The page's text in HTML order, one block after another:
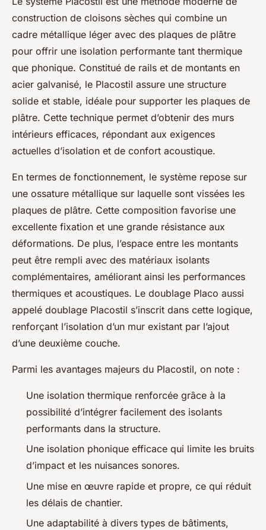
construction de cloisons sèches qui combine un
cadre métallique léger avec des plaques de plâtre
pour offrir une isolation performante tant thermique
que phonique. Constitué de rails et de montants en
acier galvanisé, le Placostil assure une structure
solide et stable, idéale pour supporter les plaques de
plâtre. Cette technique permet d’obtenir des murs
intérieurs efficaces, répondant aux exigences
actuelles d’isolation et de confort acoustique.
En termes de fonctionnement, le système repose sur
une ossature métallique sur laquelle sont vissées les
plaques de plâtre. Cette composition favorise une
excellente fixation et une grande résistance aux
déformations. De plus, l’espace entre les montants
peut être rempli avec des matériaux isolants
complémentaires, améliorant ainsi les performances
thermiques et acoustiques. Le doublage Placo aussi
appelé doublage Placostil s’inscrit dans cette logique,
renforçant l’isolation d’un mur existant par l’ajout
d’une deuxième couche.
Parmi les avantages majeurs du Placostil, on note :
Une isolation thermique renforcée grâce à la
possibilité d’intégrer facilement des isolants
performants dans la structure.
Une isolation phonique efficace qui limite les bruits
d’impact et les nuisances sonores.
Une mise en œuvre rapide et propre, ce qui réduit
les délais de chantier.
Une adaptabilité à divers types de bâtiments,